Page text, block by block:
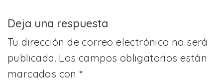
Deja una respuesta
Tu dirección de correo electrónico no será
publicada. Los campos obligatorios están
marcados con*